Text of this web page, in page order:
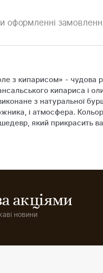
оформленні
з кипарисом» - чудова
кипариса і
з натуральної
і атмосфера.
який прикрасить
акціями
новини